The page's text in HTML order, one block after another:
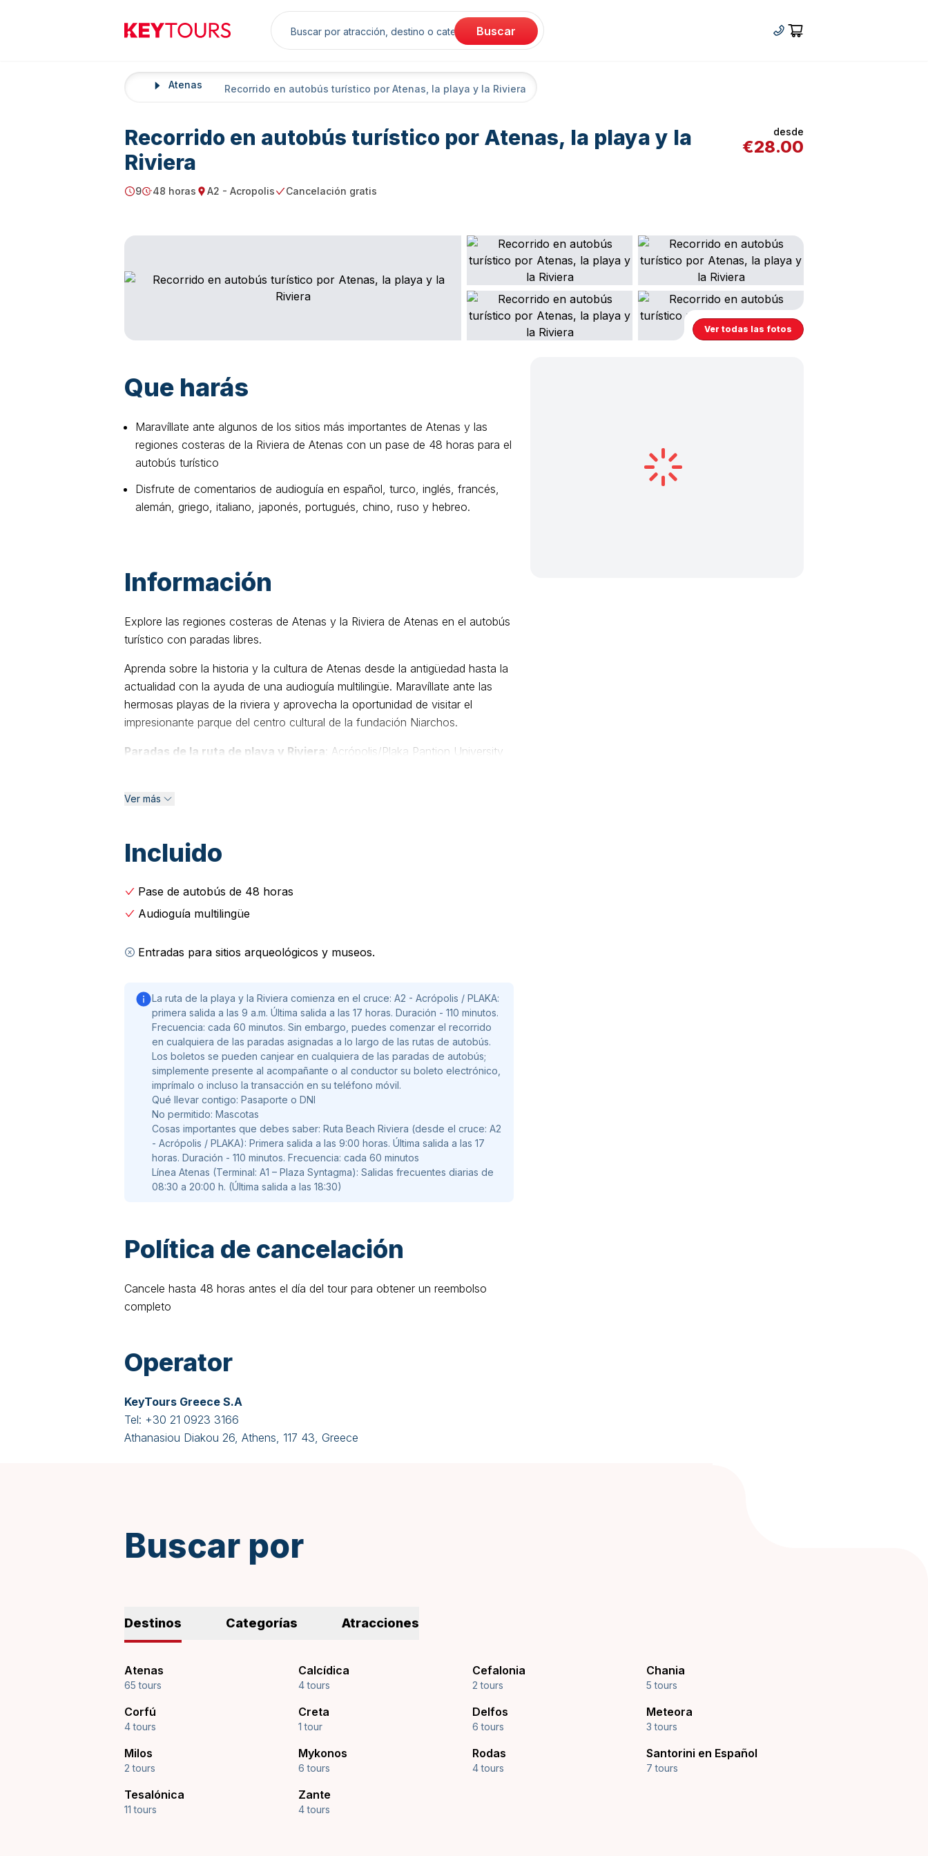
Keytours
Search Buscar +30 210 92 33 166
Cart
Home Atenas Recorrido en autobús turístico por Atenas, la playa y la Riviera
Recorrido en autobús turístico por Atenas, la playa y la
Riviera
Starting Time
9
Duration
48 horas
Starting point
A2 - Acropolis
Free Cancellation
Cancelación gratis
desde
€28.00
Ver todas las fotos
Que harás
Maravíllate ante algunos de los sitios más importantes de Atenas y las
regiones costeras de la Riviera de Atenas con un pase de 48 horas para el
autobús turístico
Disfrute de comentarios de audioguía en español, turco, inglés, francés,
alemán, griego, italiano, japonés, portugués, chino, ruso y hebreo.
Información
Explore las regiones costeras de Atenas y la Riviera de Atenas en el autobús
turístico con paradas libres.
Aprenda sobre la historia y la cultura de Atenas desde la antigüedad hasta la
actualidad con la ayuda de una audioguía multilingüe. Maravíllate ante las
hermosas playas de la riviera y aprovecha la oportunidad de visitar el
impresionante parque del centro cultural de la fundación Niarchos.
Paradas de la ruta de playa y Riviera: Acrópolis/Plaka Pantion University
Pigadakia Blazer Suites Glyfada town Golf Ag.Kosmas Kalamki Poseidon
Paradas de la ruta de Atenas:
Acrópolis y Partenón (intercambio: ruta del Pireo) Parada 5 - Templo de Zeus
Parada 6 - Parlamento / Nacional Jardines Parada 7 - Los Cuatro Museos
Parada 8 - La Galería Nacional Parada 9 - Antiguo Estadio Olímpico Parada
Parada 11 - Museo Arqueológico Nacional Parada 12 - Plaza Omonoia Parada
La ruta de la playa y Riviera comienza en el cruce: A2 - Acrópolis / PLAKA:
primera salida a las 9 horas. Última salida a las 17 horas. Duración - 110
minutos. Frecuencia: cada 60 minutos
Línea Atenas (Terminal: A1 – Plaza Syntagma): Salidas frecuentes diarias de
08:30 a 20:00 h. (Última salida a las 18:30)
Ver más
Incluido
Pase de autobús de 48 horas
Audioguía multilingüe
Entradas para sitios arqueológicos y museos.
La ruta de la playa y la Riviera comienza en el cruce: A2 - Acrópolis / PLAKA:
primera salida a las 9 a.m. Última salida a las 17 horas. Duración - 110 minutos.
Frecuencia: cada 60 minutos. Sin embargo, puedes comenzar el recorrido
en cualquiera de las paradas asignadas a lo largo de las rutas de autobús.
Los boletos se pueden canjear en cualquiera de las paradas de autobús;
simplemente presente al acompañante o al conductor su boleto electrónico,
imprímalo o incluso la transacción en su teléfono móvil.
Qué llevar contigo: Pasaporte o DNI
No permitido: Mascotas
Cosas importantes que debes saber: Ruta Beach Riviera (desde el cruce: A2
- Acrópolis / PLAKA): Primera salida a las 9:00 horas. Última salida a las 17
horas. Duración - 110 minutos. Frecuencia: cada 60 minutos
Línea Atenas (Terminal: A1 – Plaza Syntagma): Salidas frecuentes diarias de
08:30 a 20:00 h. (Última salida a las 18:30)
Política de cancelación
Cancele hasta 48 horas antes el día del tour para obtener un reembolso
completo
Operator
KeyTours Greece S.A
Tel: +30 21 0923 3166
Athanasiou Diakou 26, Athens, 117 43, Greece
Buscar por
Destinos Categorías Atracciones
Atenas
65 tours
Calcídica
4 tours
Cefalonia
2 tours
Chania
5 tours
Corfú
4 tours
Creta
1 tour
Delfos
6 tours
Meteora
3 tours
Milos
2 tours
Mykonos
6 tours
Rodas
4 tours
Santorini en Español
7 tours
Tesalónica
11 tours
Zante
4 tours